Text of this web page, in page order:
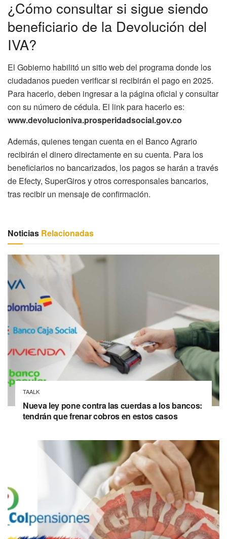
¿Cómo consultar si sigue siendo
beneficiario de la Devolución del
IVA?
El Gobierno habilitó un sitio web del programa donde los
ciudadanos pueden verificar si recibirán el pago en 2025.
Para hacerlo, deben ingresar a la página oficial y consultar
con su número de cédula. El link para hacerlo es:
www.devolucioniva.prosperidadsocial.gov.co
Además, quienes tengan cuenta en el Banco Agrario
recibirán el dinero directamente en su cuenta. Para los
beneficiarios no bancarizados, los pagos se harán a través
de Efecty, SuperGiros y otros corresponsales bancarios,
tras recibir un mensaje de confirmación.
Noticias Relacionadas
TAALK
Nueva ley pone contra las cuerdas a los bancos:
tendrán que frenar cobros en estos casos